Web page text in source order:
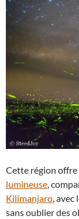
Cette région
lumineuse,
Kilimanjaro, avec
sans oublier des